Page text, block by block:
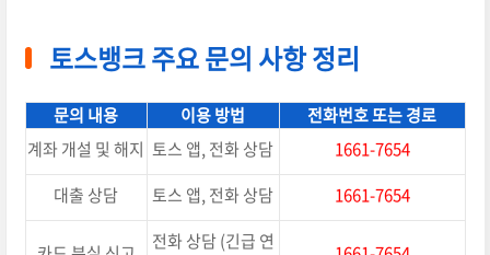
토스뱅크 주요 문의 사항 정리
문의 내용 이용 방법
전화번호 또는 경로
계좌 개설 및 해지 토스 앱, 전화 상담
1661-7654
대출 상담
토스 앱, 전화 상담 1661-7654
전화 상담 (긴급 연